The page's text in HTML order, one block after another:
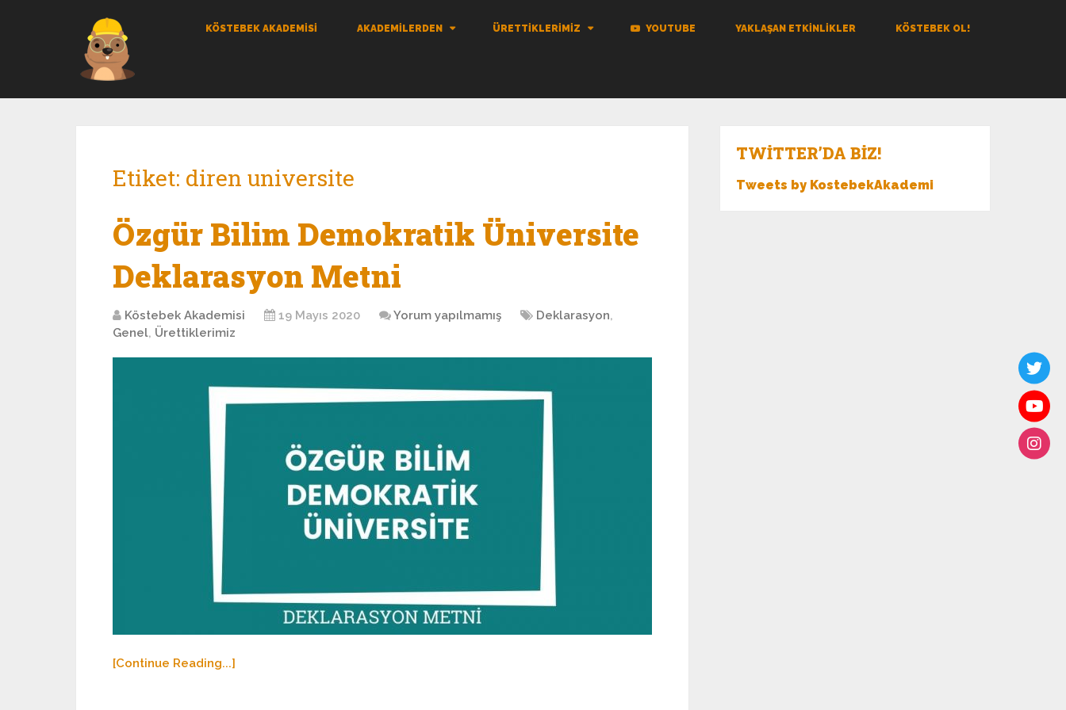
KÖSTEBEK AKADEMİSİ AKADEMILERDEN ÜRETTIKLERIMIZ YOUTUBE YAKLAŞAN ETKINLIKLER KÖSTEBEK OL!
Etiket: diren universite
Özgür Bilim Demokratik Üniversite
Deklarasyon Metni
Köstebek Akademisi 19 Mayıs 2020 Yorum yapılmamış Deklarasyon,
Genel, Ürettiklerimiz
[Continue Reading...]
TWITTER’DA BIZ!
Tweets by KostebekAkademi